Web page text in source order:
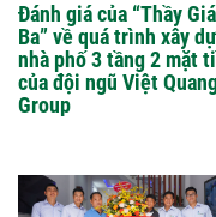
Đánh giá của “Thầy
Ba” về quá trình xây
nhà phố 3 tầng 2 mặt
của đội ngũ Việt
Group